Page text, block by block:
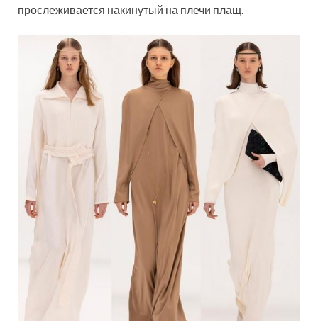
прослеживается накинутый на плечи плащ.